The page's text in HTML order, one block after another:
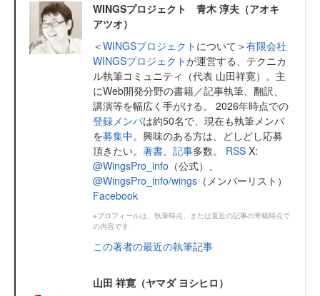
WINGSプロジェクト 青木 淳夫（アオキ
アツオ）
＜WINGSプロジェクト について＞有限会社
WINGSプロジェクトが運営する、テクニカ
ル執筆コミュニティ（代表 山田祥寛）。主
にWeb開発分野の書籍／記事執筆、翻訳、
講演等を幅広く手がける。 2026年時点での
登録メンバは約50名で、現在も執筆メンバ
を募集中。興味のある方は、どしどし応募
頂きたい。 著書 記事多数。 RSS X:
@WingsPro_info （公式）、
@WingsPro_info/wings （メンバーリスト）
Facebook
※プロフィールは、執筆時点、または直近の記事の寄稿時点で
の内容です
この著者の最近の執筆記事
山田 祥寛（ヤマダ ヨシヒロ）